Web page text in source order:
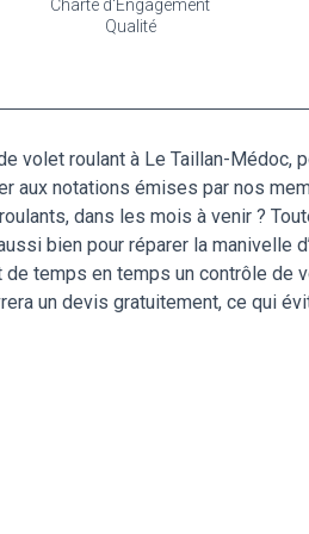
Charte d'Engagement
Qualité
roulant à Le Taillan-Médoc,
aux notations émises par nos
dans les mois à venir ?
bien pour réparer la manivelle
temps en temps un contrôle de
un devis gratuitement, ce qui